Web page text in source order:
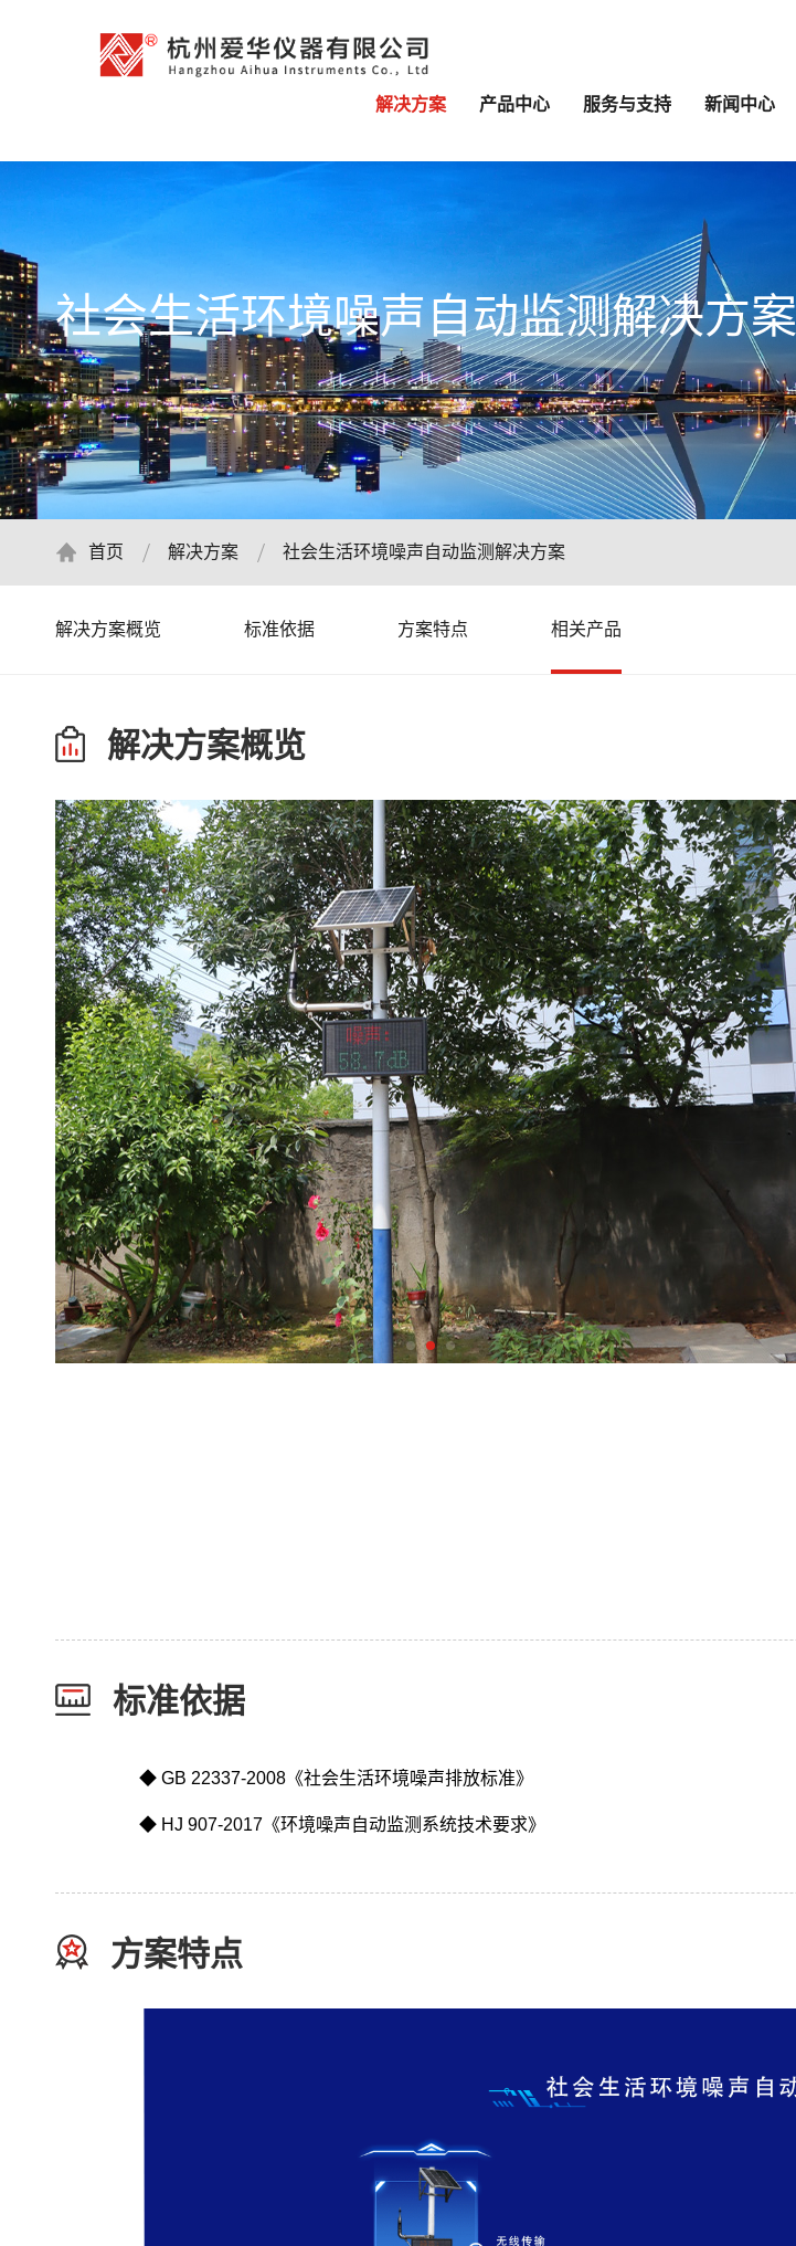
解决方案 产品中心 服务与支持 新闻中心
社会生活环境噪声自动监测解决方案
首页 解决方案 社会生活环境噪声自动监测解决方案
解决方案概览 标准依据 方案特点 相关产品
解决方案概览
标准依据
◆ GB 22337-2008《社会生活环境噪声排放标准》
◆ HJ 907-2017《环境噪声自动监测系统技术要求》
方案特点